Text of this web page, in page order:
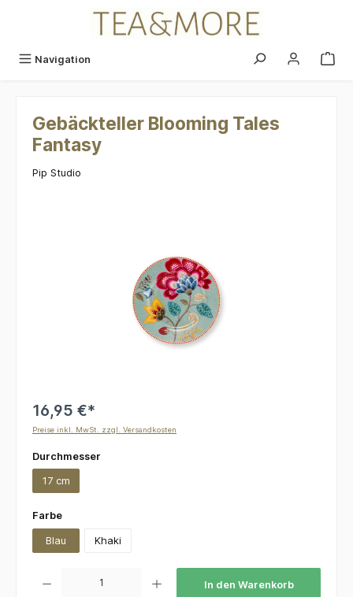
Navigation
Gebäckteller Blooming Tales
Fantasy
Pip Studio
16,95 €*
Preise inkl. MwSt. zzgl. Versandkosten
Durchmesser
17 cm
Farbeauswählen
Blau Khaki
In den Warenkorb